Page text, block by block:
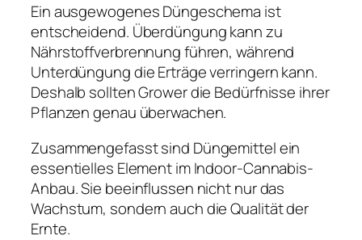
Ein ausgewogenes Düngeschema ist
entscheidend. Überdüngung kann zu
Nährstoffverbrennung führen, während
Unterdüngung die Erträge verringern kann.
Deshalb sollten Grower die Bedürfnisse ihrer
Pflanzen genau überwachen.
Zusammengefasst sind Düngemittel ein
essentielles Element im Indoor-Cannabis-
Anbau. Sie beeinflussen nicht nur das
Wachstum, sondern auch die Qualität der
Ernte.